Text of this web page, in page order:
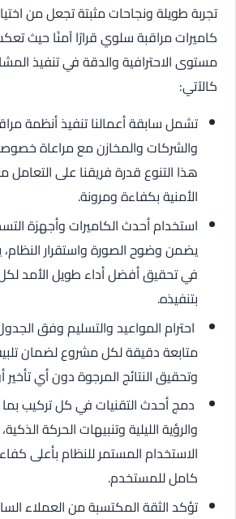
تجربة طويلة ونجاحات مثبتة تجعل من
كاميرات مراقبة سلوي قرارًا آمنًا حيث
مستوى الاحترافية والدقة في تنفيذ
كالآتي:
تشمل سابقة أعمالنا تنفيذ أنظمة
والشركات والمخازن مع مراعاة
هذا التنوع قدرة فريقنا على التعامل
الأمنية بكفاءة ومرونة.
استخدام أحدث الكاميرات وأجهزة
يضمن وضوح الصورة واستقرار
في تحقيق أفضل أداء طويل الأمد
بتنفيذه.
احترام المواعيد والتسليم وفق
متابعة دقيقة لكل مشروع لضمان
وتحقيق النتائج المرجوة دون أي تأخير
دمج أحدث التقنيات في كل تركيب
والرؤية الليلية وتنبيهات الحركة
الاستخدام المستمر للنظام بأعلى
كامل للمستخدم.
تؤكد الثقة المكتسبة من العملاء